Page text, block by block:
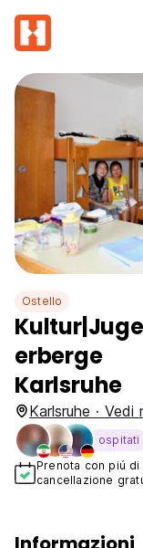
Ostello
erberge
Karlsruhe
Karlsruhe · Vedi
ospitati
Prenota con piú
cancellazione